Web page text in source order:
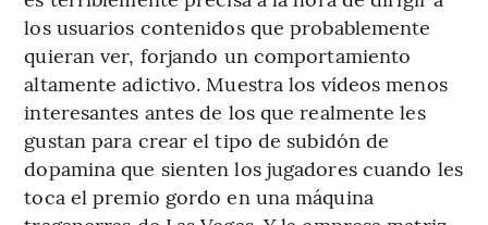
los usuarios contenidos que probablemente
quieran ver, forjando un comportamiento
altamente adictivo. Muestra los vídeos menos
interesantes antes de los que realmente les
gustan para crear el tipo de subidón de
dopamina que sienten los jugadores cuando les
toca el premio gordo en una máquina